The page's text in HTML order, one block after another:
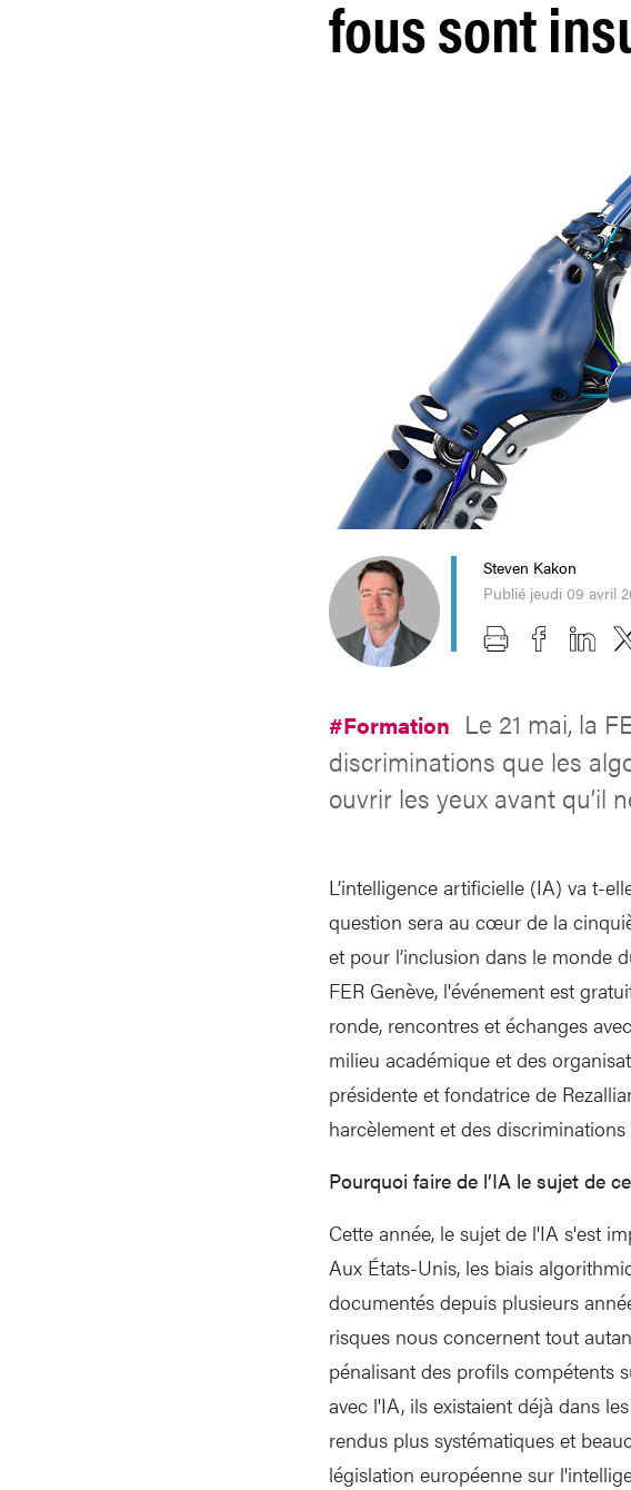
fous sont
Steven Kakon
Publié jeudi 09 avril
#Formation Le 21 mai, la
discriminations que les
ouvrir les yeux avant qu’il
L’intelligence artificielle (IA) va t-
question sera au cœur de la
et pour l’inclusion dans le monde
FER Genève, l'événement est
ronde, rencontres et échanges
milieu académique et des
présidente et fondatrice de
harcèlement et des discriminations
Pourquoi faire de l’IA le sujet de
Cette année, le sujet de l'IA s'est
Aux États-Unis, les biais
documentés depuis plusieurs
risques nous concernent tout
pénalisant des profils compétents
avec l'IA, ils existaient déjà dans
rendus plus systématiques et
législation européenne sur